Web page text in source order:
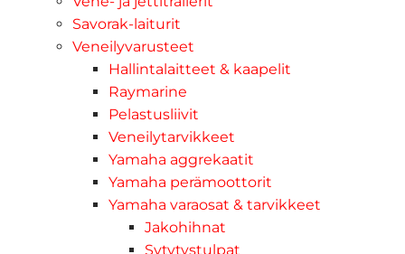
Savorak-laiturit
Veneilyvarusteet
Hallintalaitteet & kaapelit
Raymarine
Pelastusliivit
Veneilytarvikkeet
Yamaha aggrekaatit
Yamaha perämoottorit
Yamaha varaosat & tarvikkeet
Jakohihnat
Sytytystulpat